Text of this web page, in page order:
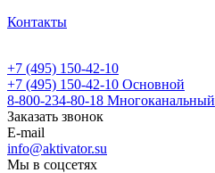
Контакты
+7 (495) 150-42-10
+7 (495) 150-42-10 Основной
8-800-234-80-18 Многоканальный
Заказать звонок
E-mail
info@aktivator.su
Мы в соцсетях